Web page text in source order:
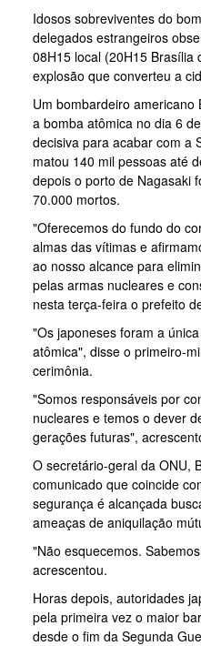
Idosos sobreviventes do
delegados estrangeiros
08H15 local (20H15
explosão que converteu a
Um bombardeiro
a bomba atômica no dia 6
decisiva para acabar com a
matou 140 mil pessoas até
depois o porto de Nagasaki
70.000 mortos.
"Oferecemos do fundo do
almas das vítimas e
ao nosso alcance para
pelas armas nucleares e
nesta terça-feira o prefeito
"Os japoneses foram a
atômica", disse o primeiro-
cerimônia.
"Somos responsáveis por
nucleares e temos o dever
gerações futuras",
O secretário-geral da ONU,
comunicado que coincide
segurança é alcançada
ameaças de aniquilação
"Não esquecemos.
acrescentou.
Horas depois, autoridades
pela primeira vez o maior
desde o fim da Segunda